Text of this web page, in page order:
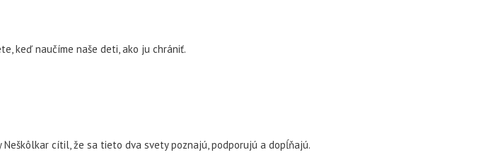
keď naučíme naše deti, ako ju chrániť.
Neškôlkar cítil, že sa tieto dva svety poznajú, podporujú a dopĺňajú.